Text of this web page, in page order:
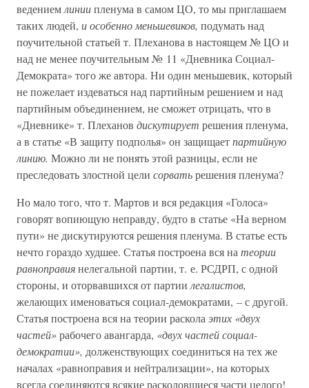
ведениемлиниипленума в самом ЦО, то мы приглашаем
таких людей, и особенно меньшевиков, подумать над
поучительной статьей т. Плеханова в настоящем № ЦО и
над не менее поучительным № 11 «Дневника Социал-
Демократа» того же автора. Ни один меньшевик, который
не пожелает издеваться над партийным решением и над
партийным объединением, не сможет отрицать, что в
«Дневнике» т. Плеханов дискутирует решения пленума,
а в статье «В защиту подполья» он защищаетпартийную
линию. Можно ли не понять этой разницы, если не
преследовать злостной цели сорватьрешения пленума?
Но мало того, что т. Мартов и вся редакция «Голоса»
говорят вопиющую неправду, будто в статье «На верном
пути» не дискутируются решения пленума. В статье есть
нечто гораздо худшее. Статья построена вся на теории
равноправиянелегальной партии, т. е. РСДРП, с одной
стороны, и оторвавшихся от партии легалистов,
желающих именоваться социал-демократами, – с другой.
Статья построена вся на теории раскола этих «двух
частей»рабочего авангарда, «двух частей социал-
демократии», долженствующих соединиться на тех же
началах «равноправия и нейтрализации», на которых
всегда соединяются всякие расколовшиеся части целого!